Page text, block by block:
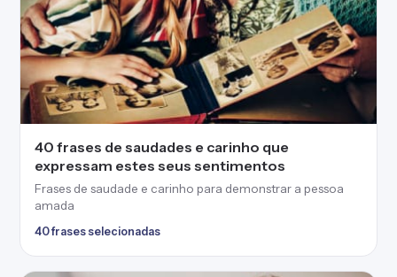
40 frases de saudades e carinho que
expressam estes seus sentimentos
Frases de saudade e carinho para demonstrar a pessoa
amada
40 frases selecionadas